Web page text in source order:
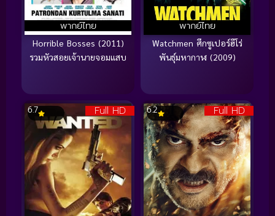
พากย์ไทย
Horrible Bosses (2011)
รวมหัวสอยเจ้านายจอมแสบ
พากย์ไทย
Watchmen ศึกซูเปอร์ฮีโร่
พันธุ์มหากาฬ (2009)
Full HD
6.7 Full HD
6.2